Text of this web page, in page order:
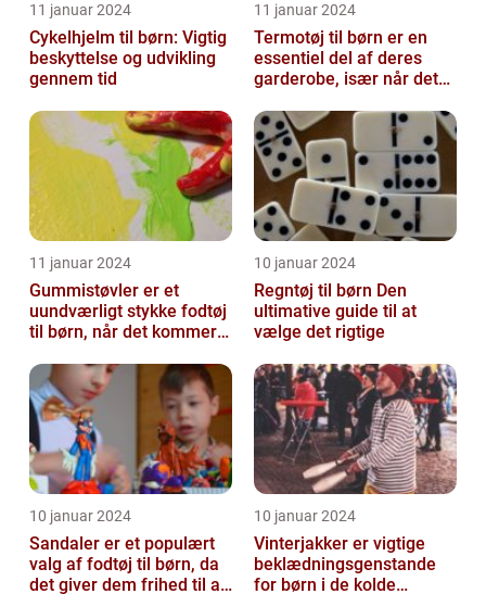
11 januar 2024
Cykelhjelm til børn: Vigtig
beskyttelse og udvikling
gennem tid
11 januar 2024
Termotøj til børn er en
essentiel del af deres
garderobe, især når det
og ak...
11 januar 2024
Gummistøvler er et
uundværligt stykke fodtøj
til børn, når det kommer
opl...
10 januar 2024
Regntøj til børn Den
ultimative guide til at
vælge det rigtige
10 januar 2024
Sandaler er et populært
valg af fodtøj til børn, da
det giver dem frihed til at
10 januar 2024
Vinterjakker er vigtige
beklædningsgenstande
for børn i de kolde